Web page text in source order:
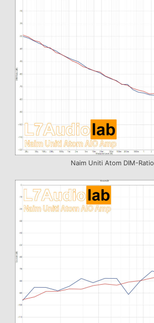
Naim Uniti Atom DIM-Ratio